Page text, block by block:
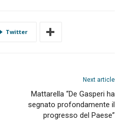
Twitter
Next article
Mattarella “De Gasperi ha
segnato profondamente il
progresso del Paese”